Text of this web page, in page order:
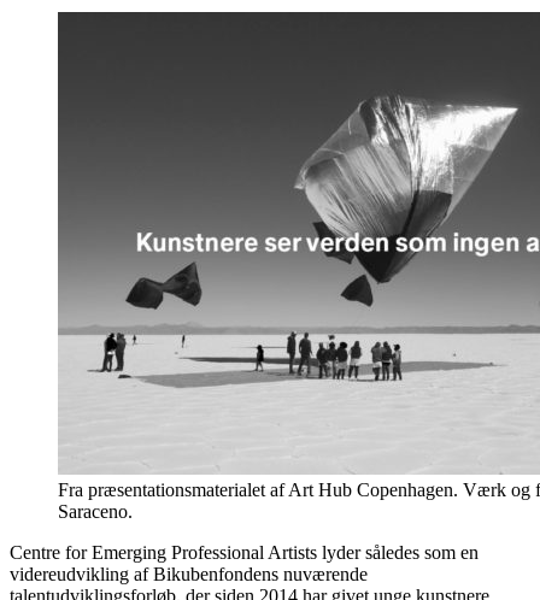
Fra præsentationsmaterialet af Art Hub Copenhagen. Værk og
Saraceno.
Centre for Emerging Professional Artists lyder således som en
videreudvikling af Bikubenfondens nuværende
talentudviklingsforløb, der siden 2014 har givet unge kunstnere